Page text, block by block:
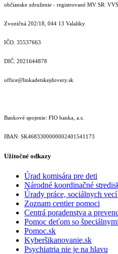
občianske združenie - registrované MV SR:
Zvoničná 202/18, 044 13 Valaliky
IČO: 35537663
DIČ: 2021644878
office@linkadetskejdovery.sk
Bankové spojenie: FIO banka, a.s.
IBAN: SK46833000000­02401541173
Užitočné odkazy
Úrad komisára pre deti
Národné koordinačné
Úrady práce, sociálnych
Zoznam centier pomoci
Centrá poradenstva a
Pomoc deťom so
Pomoc.sk
Kyberšikanovanie.sk
Psychiatria nie je na hlavu